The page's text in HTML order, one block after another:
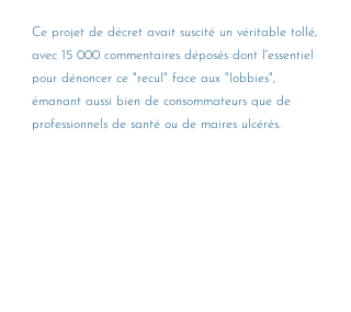
Ce projet de décret avait suscité un véritable tollé,
avec 15 000 commentaires déposés dont l'essentiel
pour dénoncer ce "recul" face aux "lobbies",
émanant aussi bien de consommateurs que de
professionnels de santé ou de maires ulcérés.